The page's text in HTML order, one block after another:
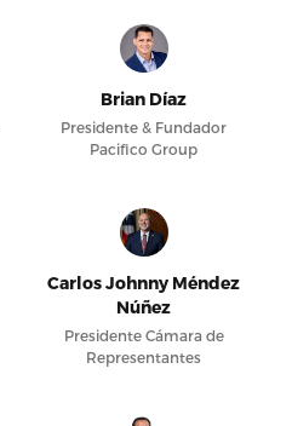
Brian Díaz
Presidente & Fundador
Pacifico Group
Carlos Johnny Méndez
Núñez
Presidente Cámara de
Representantes